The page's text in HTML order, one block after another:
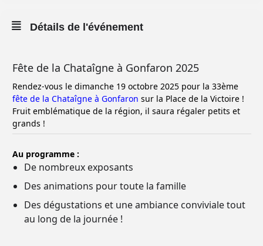
Détails de l'événement
Fête de la Chataîgne à Gonfaron 2025
Rendez-vous le dimanche 19 octobre 2025 pour la 33ème
fête de la Chataîgne à Gonfaron sur la Place de la Victoire !
Fruit emblématique de la région, il saura régaler petits et
grands !
Au programme :
De nombreux exposants
Des animations pour toute la famille
Des dégustations et une ambiance conviviale tout
au long de la journée !